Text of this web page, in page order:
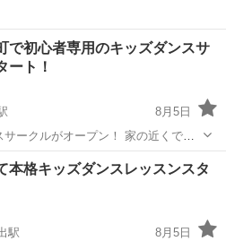
で初心者専用のキッズダンスサ
ート！
8月5日
がオープン！ 家の近くでし
コンセプトにしたダ
ンス未経験の子どもたちのためのダンスサークルがオープンです！ ...
ヒップホップ
本格キッズダンスレッスンスタ
駅
8月5日